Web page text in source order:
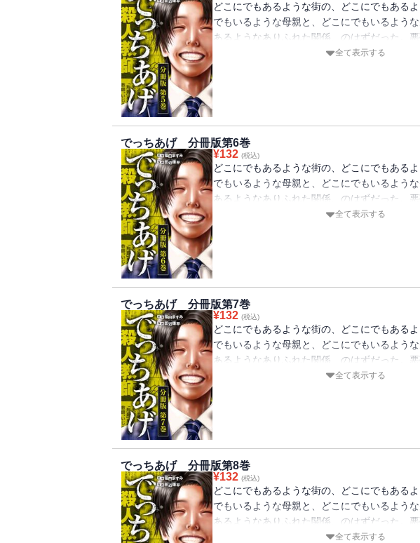
どこにでもあるような街の、どこにでもある
でもいるような母親と、どこにでもいるよう
あるようなありふれた関係、のはずだった。悪
では――。小さな街で起きた“体罰事件”は全国
全て表示する
でっちあげ 分冊版第6巻
¥132 (税込)
どこにでもあるような街の、どこにでもある
でもいるような母親と、どこにでもいるよう
あるようなありふれた関係、のはずだった。悪
では――。小さな街で起きた“体罰事件”は全国
全て表示する
でっちあげ 分冊版第7巻
¥132 (税込)
どこにでもあるような街の、どこにでもある
でもいるような母親と、どこにでもいるよう
あるようなありふれた関係、のはずだった。悪
では――。小さな街で起きた“体罰事件”は全国
全て表示する
でっちあげ 分冊版第8巻
¥132 (税込)
どこにでもあるような街の、どこにでもある
でもいるような母親と、どこにでもいるよう
あるようなありふれた関係、のはずだった。悪
では――。小さな街で起きた“体罰事件”は全国
全て表示する